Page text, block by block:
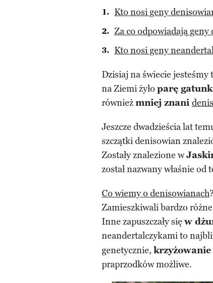
Kto nosi geny
Za co odpowiadają geny
Kto nosi geny
Dzisiaj na świecie
na Ziemi żyło parę
równieżmniej znani
Jeszcze dwadzieścia lat
szczątki denisowian
Zostały znalezione w
został nazwany właśnie od
Co wiemy o denisowianach
Zamieszkiwali bardzo
Inne zapuszczały się w
neandertalczykami to
genetycznie,
praprzodków możliwe.